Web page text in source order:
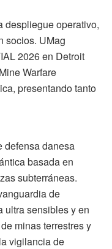
despliegue operativo,
socios. UMag
2026 en Detroit
Warfare
presentando tanto
defensa danesa
basada en
subterráneas.
de
ultra sensibles y en
minas terrestres y
vigilancia de